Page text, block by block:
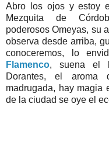
Abro los ojos y estoy
Mezquita de
poderosos Omeyas, su
observa desde arriba,
conoceremos, lo
Flamenco, suena el
Dorantes, el aroma
madrugada, hay magia
de la ciudad se oye el